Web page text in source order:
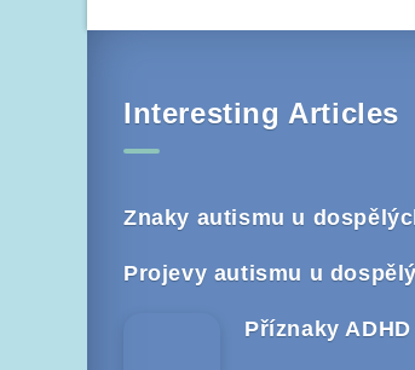
Interesting Articles
Znaky autismu u
Projevy autismu u
Příznaky ADHD